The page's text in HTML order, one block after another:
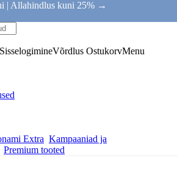
| Allahindlus kuni 25% →
SisselogimineVõrdlus OstukorvMenu
Extra Kampaaniad ja
Premium tooted